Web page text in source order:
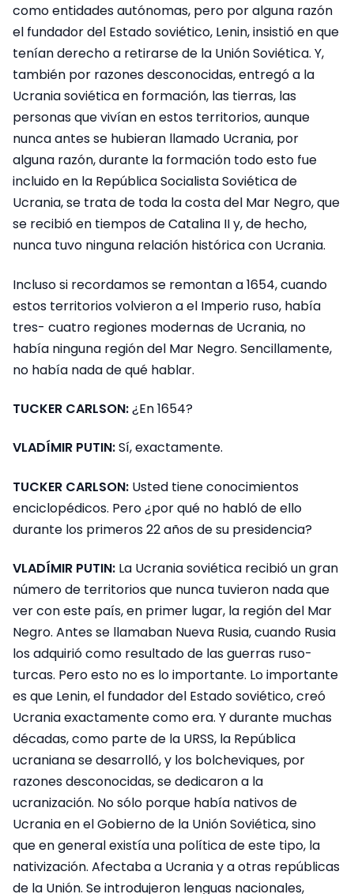
como entidades autónomas, pero por alguna razón
el fundador del Estado soviético, Lenin, insistió en que
tenían derecho a retirarse de la Unión Soviética. Y,
también por razones desconocidas, entregó a la
Ucrania soviética en formación, las tierras, las
personas que vivían en estos territorios, aunque
nunca antes se hubieran llamado Ucrania, por
alguna razón, durante la formación todo esto fue
incluido en la República Socialista Soviética de
Ucrania, se trata de toda la costa del Mar Negro, que
se recibió en tiempos de Catalina II y, de hecho,
nunca tuvo ninguna relación histórica con Ucrania.
Incluso si recordamos se remontan a 1654, cuando
estos territorios volvieron a el Imperio ruso, había
tres- cuatro regiones modernas de Ucrania, no
había ninguna región del Mar Negro. Sencillamente,
no había nada de qué hablar.
TUCKER CARLSON:¿En 1654?
VLADÍMIR PUTIN:Sí, exactamente.
TUCKER CARLSON: Usted tiene conocimientos
enciclopédicos. Pero ¿por qué no habló de ello
durante los primeros 22 años de su presidencia?
VLADÍMIR PUTIN: La Ucrania soviética recibió un gran
número de territorios que nunca tuvieron nada que
ver con este país, en primer lugar, la región del Mar
Negro. Antes se llamaban Nueva Rusia, cuando Rusia
los adquirió como resultado de las guerras ruso-
turcas. Pero esto no es lo importante. Lo importante
es que Lenin, el fundador del Estado soviético, creó
Ucrania exactamente como era. Y durante muchas
décadas, como parte de la URSS, la República
ucraniana se desarrolló, y los bolcheviques, por
razones desconocidas, se dedicaron a la
ucranización. No sólo porque había nativos de
Ucrania en el Gobierno de la Unión Soviética, sino
que en general existía una política de este tipo, la
nativización. Afectaba a Ucrania y a otras repúblicas
de la Unión. Se introdujeron lenguas nacionales,